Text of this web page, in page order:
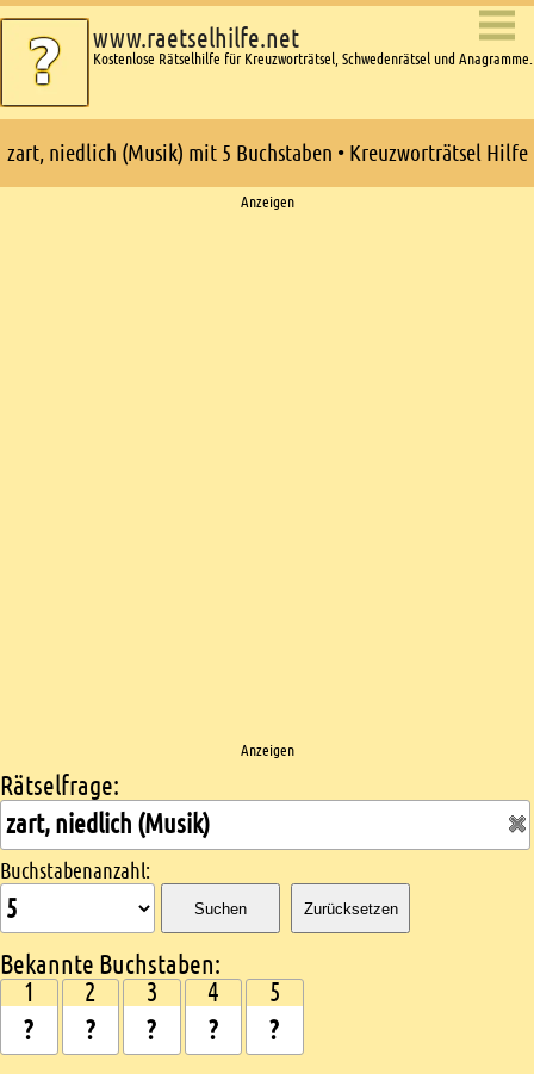
www.raetselhilfe.net
Kostenlose Rätselhilfe für Kreuzworträtsel, Schwedenrätsel und Anagramme.
zart, niedlich (Musik) mit 5 Buchstaben • Kreuzworträtsel Hilfe
Anzeigen
Anzeigen
Kreuzworträtsel suchen
Rätselfrage:
Buchstabenanzahl:
Suchen Zurücksetzen
Bekannte Buchstaben:
1 2 3 4 5